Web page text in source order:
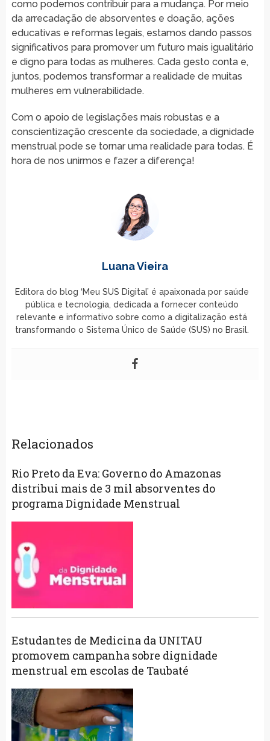
como podemos contribuir para a mudança. Por meio
da arrecadação de absorventes e doação, ações
educativas e reformas legais, estamos dando passos
significativos para promover um futuro mais igualitário
e digno para todas as mulheres. Cada gesto conta e,
juntos, podemos transformar a realidade de muitas
mulheres em vulnerabilidade.
Com o apoio de legislações mais robustas e a
conscientização crescente da sociedade, a dignidade
menstrual pode se tornar uma realidade para todas. É
hora de nos unirmos e fazer a diferença!
Luana Vieira
Editora do blog ‘Meu SUS Digital’ é apaixonada por saúde
pública e tecnologia, dedicada a fornecer conteúdo
relevante e informativo sobre como a digitalização está
transformando o Sistema Único de Saúde (SUS) no Brasil.
Relacionados
Rio Preto da Eva: Governo do Amazonas
distribui mais de 3 mil absorventes do
programa Dignidade Menstrual
Estudantes de Medicina da UNITAU
promovem campanha sobre dignidade
menstrual em escolas de Taubaté